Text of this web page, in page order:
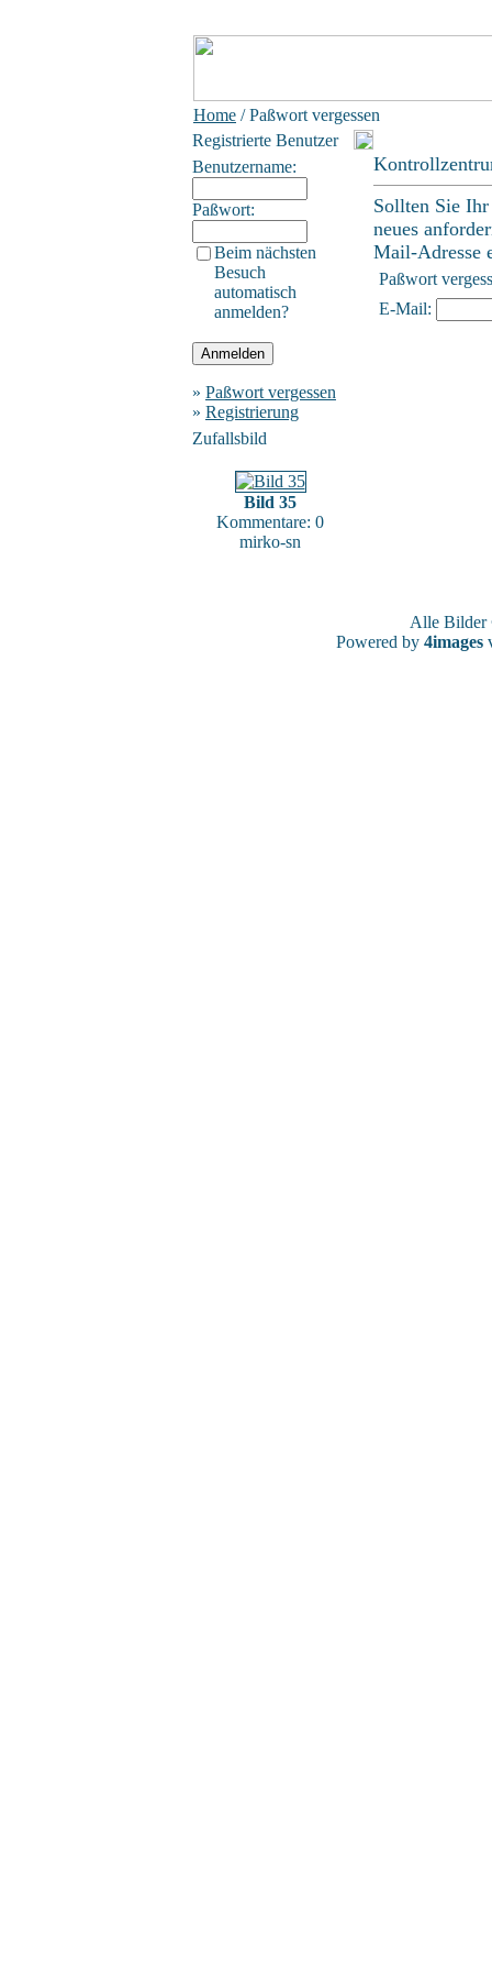
Home / Paßwort vergessen
Registrierte Benutzer
Benutzername:
Paßwort:
Beim nächsten
Besuch
automatisch
anmelden?
» Paßwort vergessen
» Registrierung
Zufallsbild
Bild 35
Kommentare: 0
mirko-sn
Sollten Sie
neues
Mail-Adresse
Paßwort
E-Mail:
Alle
Powered by 4images